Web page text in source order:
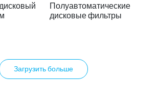
Полуавтоматические
дисковые фильтры
Загрузить больше